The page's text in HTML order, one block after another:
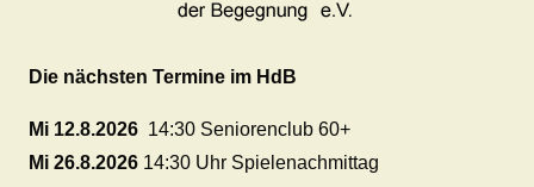
Die nächsten Termine im HdB
Mi 12.8.2026 14:30 Seniorenclub 60+
Mi 26.8.2026 14:30 Uhr Spielenachmittag